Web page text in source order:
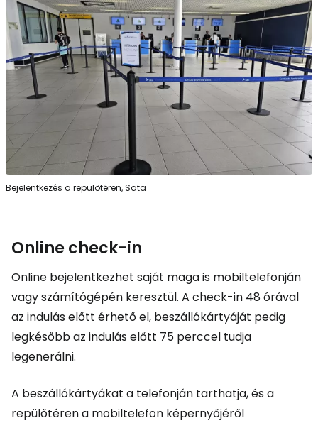
Bejelentkezés a repülőtéren, Sata
Online check-in
Online bejelentkezhet saját maga is mobiltelefonján
vagy számítógépén keresztül. A check-in 48 órával
az indulás előtt érhető el, beszállókártyáját pedig
legkésőbb az indulás előtt 75 perccel tudja
legenerálni.
A beszállókártyákat a telefonján tarthatja, és a
repülőtéren a mobiltelefon képernyőjéről